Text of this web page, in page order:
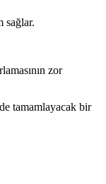
sağlar.
zor
tamamlayacak bir